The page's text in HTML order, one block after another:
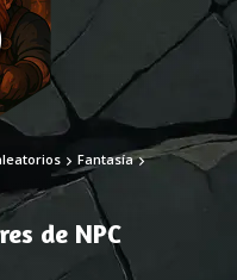
Fantasía
de NPC